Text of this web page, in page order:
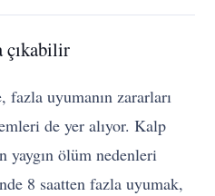
çıkabilir
fazla uyumanın zararları
de yer alıyor. Kalp
yaygın ölüm nedenleri
8 saatten fazla uyumak,